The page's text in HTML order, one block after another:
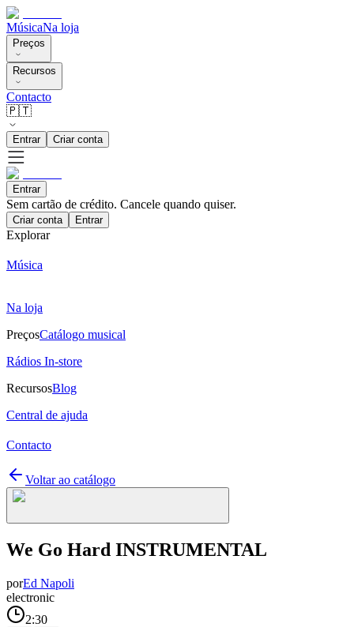
MúsicaNa loja
Preços
Recursos
Contacto
🇵🇹
Entrar Criar conta
Entrar
Sem cartão de crédito. Cancele quando quiser.
Criar conta Entrar
Explorar
Música
Na loja
PreçosCatálogo musical
Rádios In-store
RecursosBlog
Central de ajuda
Contacto
Voltar ao catálogo
We Go Hard INSTRUMENTAL
porEd Napoli
electronic
2:30